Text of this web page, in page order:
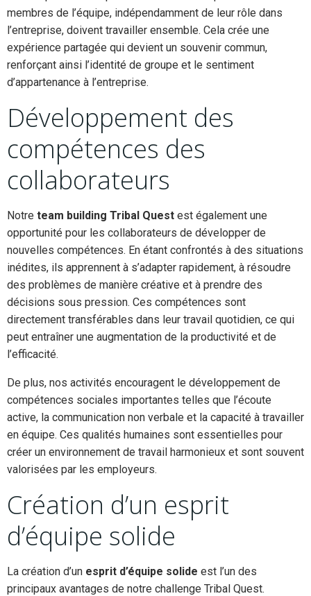
membres de l’équipe, indépendamment de leur rôle dans
l’entreprise, doivent travailler ensemble. Cela crée une
expérience partagée qui devient un souvenir commun,
renforçant ainsi l’identité de groupe et le sentiment
d’appartenance à l’entreprise.
Développement des
compétences des
collaborateurs
Notre team building Tribal Quest est également une
opportunité pour les collaborateurs de développer de
nouvelles compétences. En étant confrontés à des situations
inédites, ils apprennent à s’adapter rapidement, à résoudre
des problèmes de manière créative et à prendre des
décisions sous pression. Ces compétences sont
directement transférables dans leur travail quotidien, ce qui
peut entraîner une augmentation de la productivité et de
l’efficacité.
De plus, nos activités encouragent le développement de
compétences sociales importantes telles que l’écoute
active, la communication non verbale et la capacité à travailler
en équipe. Ces qualités humaines sont essentielles pour
créer un environnement de travail harmonieux et sont souvent
valorisées par les employeurs.
Création d’un esprit
d’équipe solide
La création d’un esprit d’équipe solide est l’un des
principaux avantages de notre challenge Tribal Quest.